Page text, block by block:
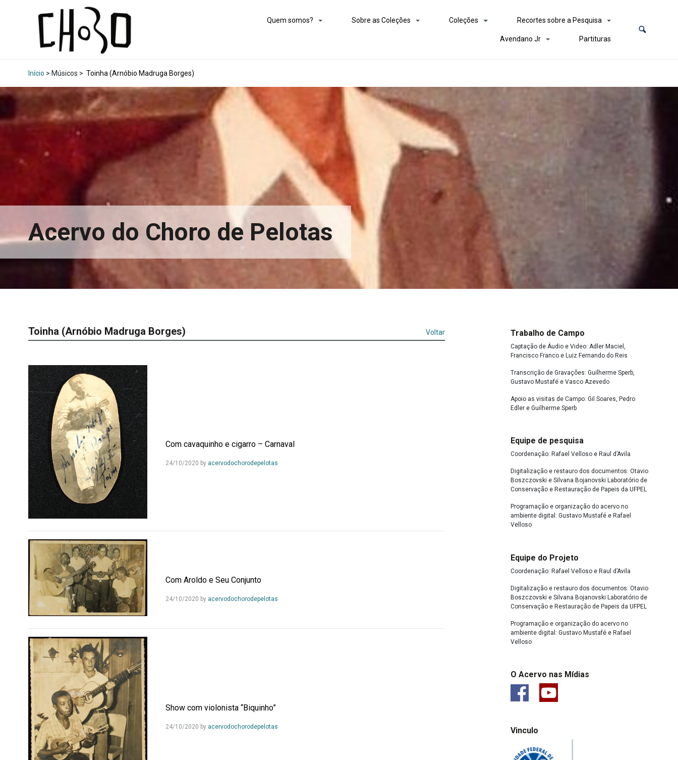
Quem somos? Sobre as Coleções Coleções Recortes sobre a Pesquisa
Avendano Jr Partituras
Início > Músicos > Toinha (Arnóbio Madruga Borges)
Acervo do Choro de Pelotas
Toinha (Arnóbio Madruga Borges) Voltar
Com cavaquinho e cigarro – Carnaval
24/10/2020 by acervodochorodepelotasLeia
Com Aroldo e Seu Conjunto
24/10/2020 by acervodochorodepelotasLeia
Show com violonista “Biquinho”
24/10/2020 by acervodochorodepelotasLeia
Trabalho de Campo
Captação de Áudio e Video: Adler Maciel,
Francisco Franco e Luiz Fernando do Reis
Transcrição de Gravações: Guilherme Sperb,
Gustavo Mustafé e Vasco Azevedo
Apoio as visitas de Campo: Gil Soares, Pedro
Edler e Guilherme Sperb
Equipe de pesquisa
Coordenação: Rafael Velloso e Raul d’Avila
Digitalização e restauro dos documentos: Otavio
Boszczovski e Silvana Bojanovski Laboratório de
Conservação e Restauração de Papeis da UFPEL
Programação e organização do acervo no
ambiente digital: Gustavo Mustafé e Rafael
Velloso
Equipe do Projeto
Coordenação: Rafael Velloso e Raul d’Avila
Digitalização e restauro dos documentos: Otavio
Boszczovski e Silvana Bojanovski Laboratório de
Conservação e Restauração de Papeis da UFPEL
Programação e organização do acervo no
ambiente digital: Gustavo Mustafé e Rafael
Velloso
O Acervo nas Mídias
Vinculo